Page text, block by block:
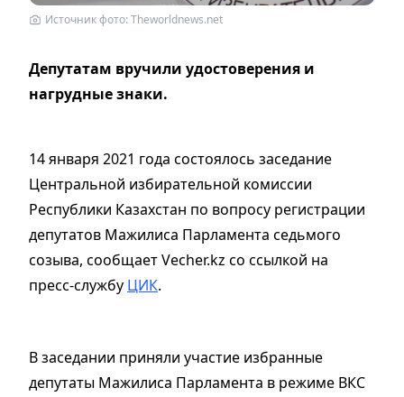
Источник фото: Theworldnews.net
Депутатам вручили удостоверения и
нагрудные знаки.
14 января 2021 года состоялось заседание
Центральной избирательной комиссии
Республики Казахстан по вопросу регистрации
депутатов Мажилиса Парламента седьмого
созыва, сообщает Vecher.kz со ссылкой на
пресс-службу ЦИК.
В заседании приняли участие избранные
депутаты Мажилиса Парламента в режиме ВКС